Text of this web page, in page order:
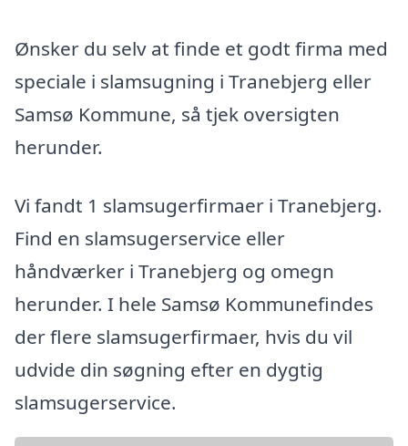
Ønsker du selv at finde et godt firma med
speciale i slamsugning i Tranebjerg eller
Samsø Kommune, så tjek oversigten
herunder.
Vi fandt 1 slamsugerfirmaer i Tranebjerg.
Find en slamsugerservice eller
håndværker i Tranebjerg og omegn
herunder. I hele Samsø Kommunefindes
der flere slamsugerfirmaer, hvis du vil
udvide din søgning efter en dygtig
slamsugerservice.